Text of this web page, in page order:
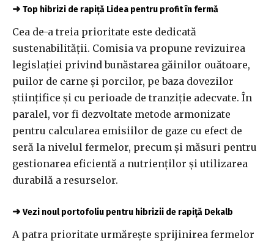
➜ Top hibrizi de rapiță Lidea pentru profit în fermă
Cea de-a treia prioritate este dedicată
sustenabilității. Comisia va propune revizuirea
legislației privind bunăstarea găinilor ouătoare,
puilor de carne și porcilor, pe baza dovezilor
științifice și cu perioade de tranziție adecvate. În
paralel, vor fi dezvoltate metode armonizate
pentru calcularea emisiilor de gaze cu efect de
seră la nivelul fermelor, precum și măsuri pentru
gestionarea eficientă a nutrienților și utilizarea
durabilă a resurselor.
➜ Vezi noul portofoliu pentru hibrizii de rapiță Dekalb
A patra prioritate urmărește sprijinirea fermelor